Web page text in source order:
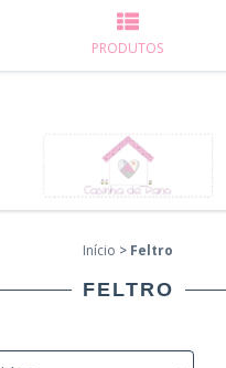
PRODUTOS
Início > Feltro
FELTRO